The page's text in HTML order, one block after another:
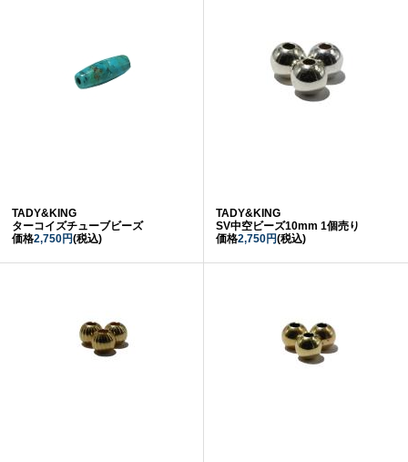
TADY&KING
ターコイズチューブビーズ
価格2,750円(税込)
TADY&KING
SV中空ビーズ10mm 1個売り
価格2,750円(税込)